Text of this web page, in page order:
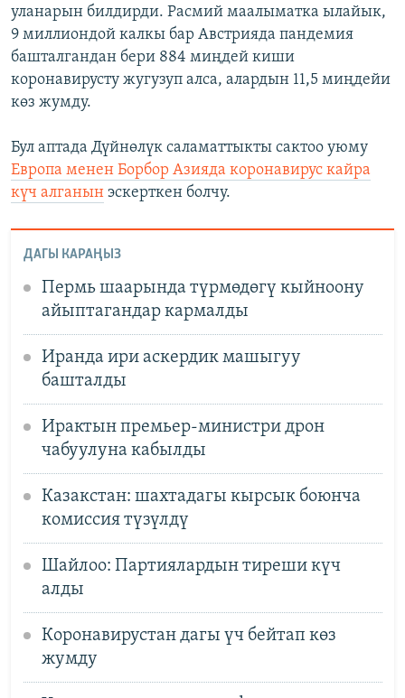
уланарын билдирди. Расмий маалыматка ылайык,
9 миллиондой калкы бар Австрияда пандемия
башталгандан бери 884 миңдей киши
коронавирусту жугузуп алса, алардын 11,5 миңдейи
көз жумду.
Бул аптада Дүйнөлүк саламаттыкты сактоо уюму
Европа менен Борбор Азияда коронавирус кайра
күч алганын эскерткен болчу.
ДАГЫ КАРАҢЫЗ
Пермь шаарында түрмөдөгү кыйноону
айыптагандар кармалды
Иранда ири аскердик машыгуу
башталды
Ирактын премьер-министри дрон
чабуулуна кабылды
Казакстан: шахтадагы кырсык боюнча
комиссия түзүлдү
Шайлоо: Партиялардын тиреши күч
алды
Коронавирустан дагы үч бейтап көз
жумду